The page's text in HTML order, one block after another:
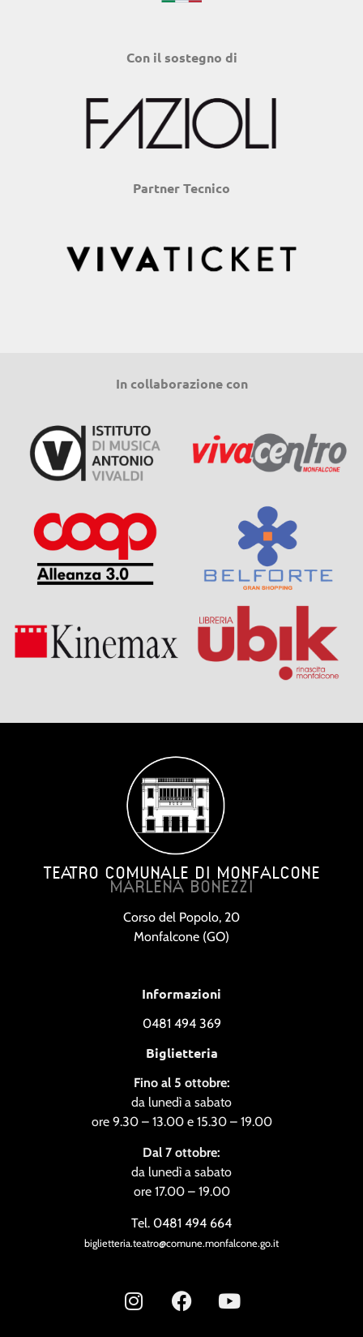
Con il sostegno di
Partner Tecnico
In collaborazione con
TEATRO COMUNALE DI MONFALCONE
MARLENA BONEZZI
Corso del Popolo, 20
Monfalcone (GO)
Informazioni
0481 494 369
Biglietteria
Fino al 5 ottobre:
da lunedì a sabato
ore 9.30 – 13.00 e 15.30 – 19.00
Dal 7 ottobre:
da lunedì a sabato
ore 17.00 – 19.00
Tel. 0481 494 664
biglietteria.teatro@comune.monfalcone.go.it